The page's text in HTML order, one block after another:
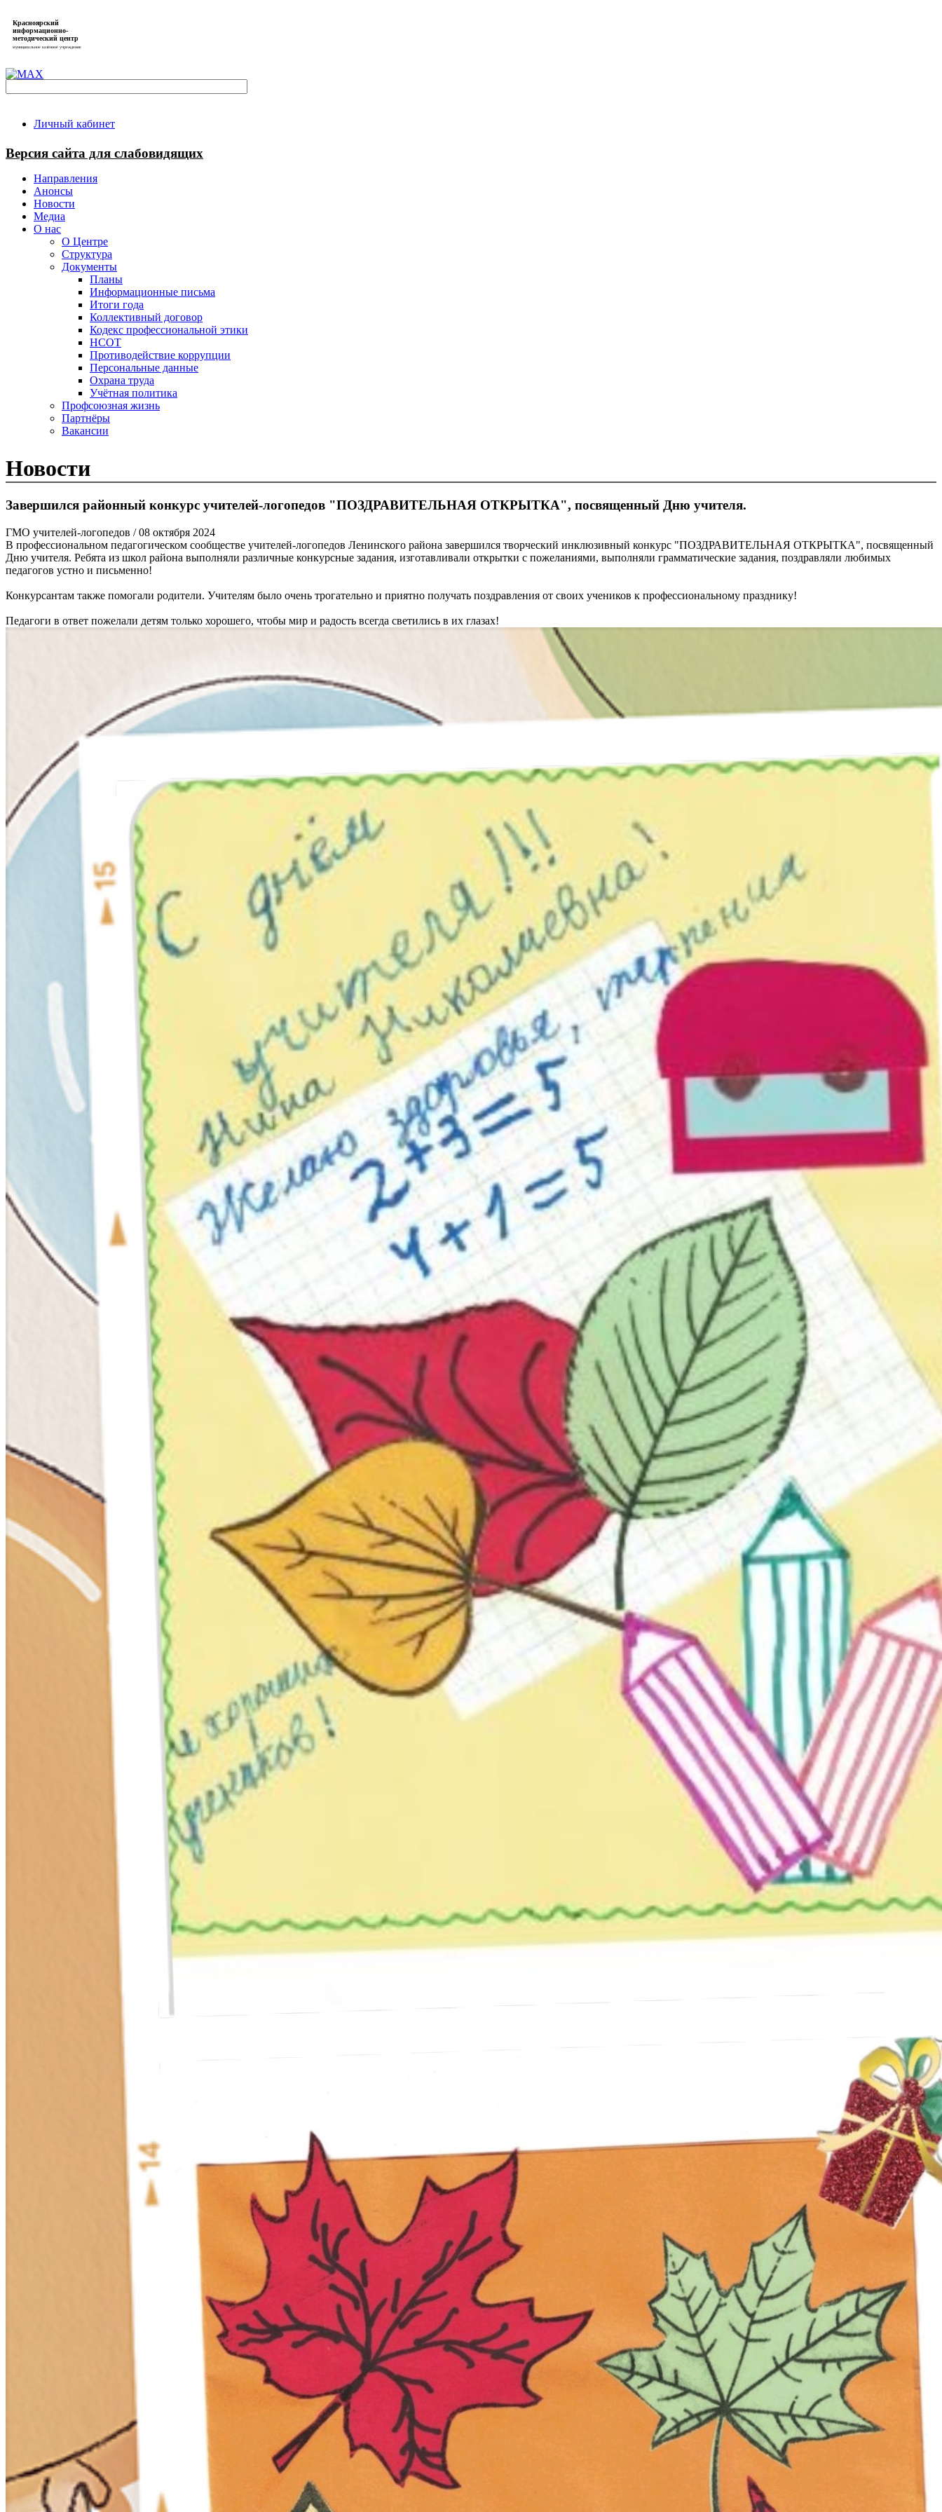
Красноярский
информационно-
методический центр
муниципальное казённое учреждение
Личный кабинет
Версия сайта для слабовидящих
Направления
Анонсы
Новости
Медиа
О нас
О Центре
Структура
Документы
Планы
Информационные письма
Итоги года
Коллективный договор
Кодекс профессиональной этики
НСОТ
Противодействие коррупции
Персональные данные
Охрана труда
Учётная политика
Профсоюзная жизнь
Партнёры
Вакансии
Новости
Завершился районный конкурс учителей-логопедов "ПОЗДРАВИТЕЛЬНАЯ ОТКРЫТКА", посвященный Дню учителя.
ГМО учителей-логопедов / 08 октября 2024
В профессиональном педагогическом сообществе учителей-логопедов Ленинского района завершился творческий инклюзивный конкурс "ПОЗДРАВИТЕЛЬНАЯ ОТКРЫТКА", посвященный
Дню учителя. Ребята из школ района выполняли различные конкурсные задания, изготавливали открытки с пожеланиями, выполняли грамматические задания, поздравляли любимых
педагогов устно и письменно!
Конкурсантам также помогали родители. Учителям было очень трогательно и приятно получать поздравления от своих учеников к профессиональному празднику!
Педагоги в ответ пожелали детям только хорошего, чтобы мир и радость всегда светились в их глазах!